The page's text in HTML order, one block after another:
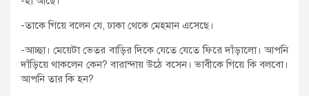
-তাকে গিয়ে বলেন যে, ঢাকা থেকে মেহমান এসেছে।
-আচ্ছা। মেয়েটা ভেতর বাড়ির দিকে যেতে যেতে ফিরে দাঁড়ালো। আপনি
দাঁড়িয়ে থাকলেন কেন? বারান্দায় উঠে বসেন। ভাবীকে গিয়ে কি বলবো।
আপনি তার কি হন?